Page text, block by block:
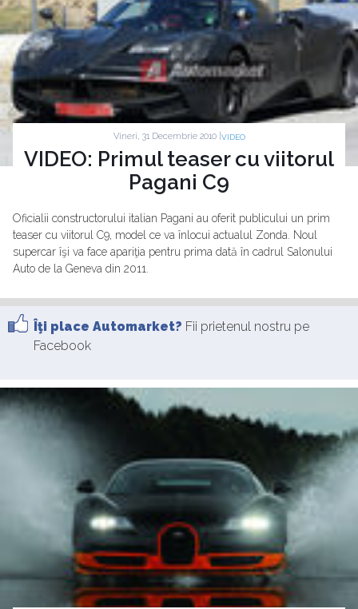
Vineri, 31 Decembrie 2010 | VIDEO
VIDEO: Primul teaser cu viitorul
Pagani C9
Oficialii constructorului italian Pagani au oferit publicului un prim
teaser cu viitorul C9, model ce va înlocui actualul Zonda. Noul
supercar îşi va face apariţia pentru prima dată în cadrul Salonului
Auto de la Geneva din 2011.
Îţi place Automarket? Fii prietenul nostru pe
Facebook